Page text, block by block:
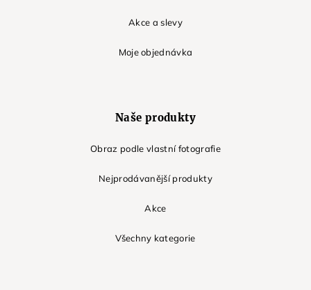
Akce a slevy
Moje objednávka
Naše produkty
Obraz podle vlastní fotografie
Nejprodávanější produkty
Akce
Všechny kategorie